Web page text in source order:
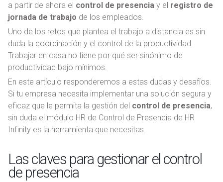
a partir de ahora el control de presencia y el registro de
jornada de trabajo de los empleados.
Uno de los retos que plantea el trabajo a distancia es sin
duda la coordinación y el control de la productividad.
Trabajar en casa no tiene por qué ser sinónimo de
productividad bajo mínimos.
En este artículo responderemos a estas dudas y desafíos.
Si tu empresa necesita implementar una solución segura y
eficaz que le permita la gestión del control de presencia,
sin duda el módulo HR de Control de Presencia de HR
Infinity es la herramienta que necesitas.
Las claves para gestionar el control
de presencia